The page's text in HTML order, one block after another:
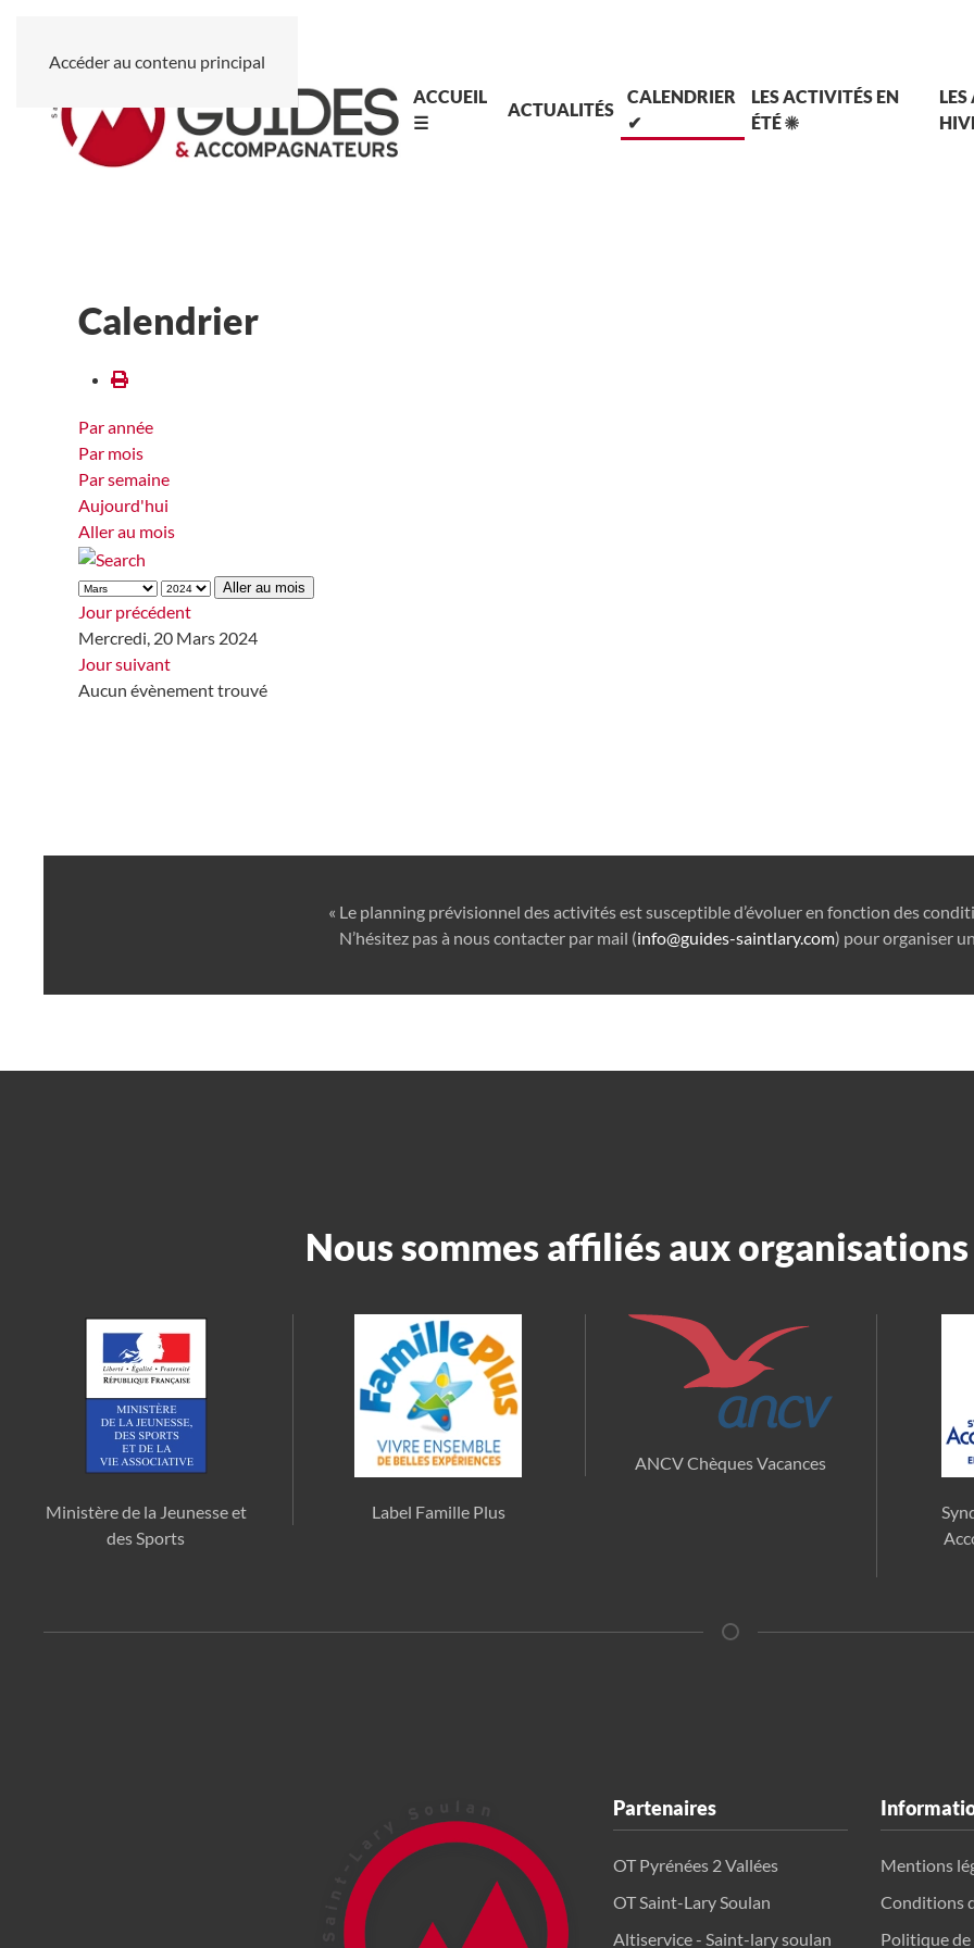
Accéder au contenu principal
ACCUEIL
☰
ACTUALITÉS
CALENDRIER
✔
LES ACTIVITÉS EN
ÉTÉ ☀
Calendrier
Par année
Par mois
Par semaine
Aujourd'hui
Aller au mois
Aller au mois
Jour précédent
Mercredi, 20 Mars 2024
Jour suivant
Aucun évènement trouvé
« Le planning prévisionnel des activités est susceptible d’évoluer en fonction des
N’hésitez pas à nous contacter par mail (info@guides-saintlary.com) pour organiser
Nous sommes affiliés aux
Ministère de la Jeunesse et
des Sports
Label Famille Plus
ANCV Chèques Vacances
Partenaires
OT Pyrénées 2 Vallées
OT Saint-Lary Soulan
Altiservice - Saint-lary soulan
Mentions
Conditions
Politique